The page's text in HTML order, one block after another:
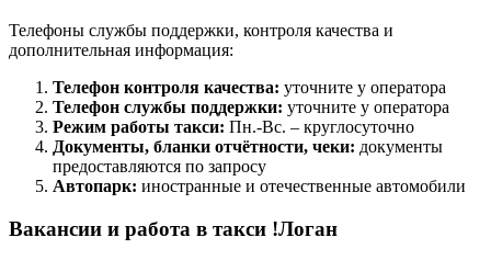
Телефоны службы поддержки, контроля качества и
дополнительная информация:
Телефон контроля качества: уточните у оператора
Телефон службы поддержки: уточните у оператора
Режим работы такси: Пн.-Вс. – круглосуточно
Документы, бланки отчётности, чеки: документы
предоставляются по запросу
Автопарк: иностранные и отечественные автомобили
Вакансии и работа в такси !Логан